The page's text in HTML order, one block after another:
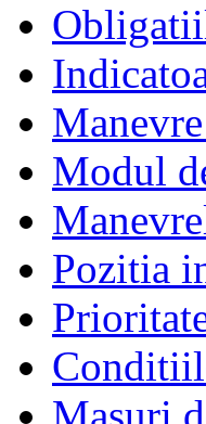
Modul
Pozitia